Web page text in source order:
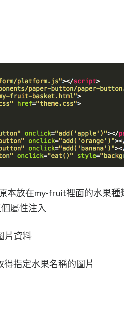
本放在my-fruit裡面的水果種
屬性注入
片資料
得指定水果名稱的圖片